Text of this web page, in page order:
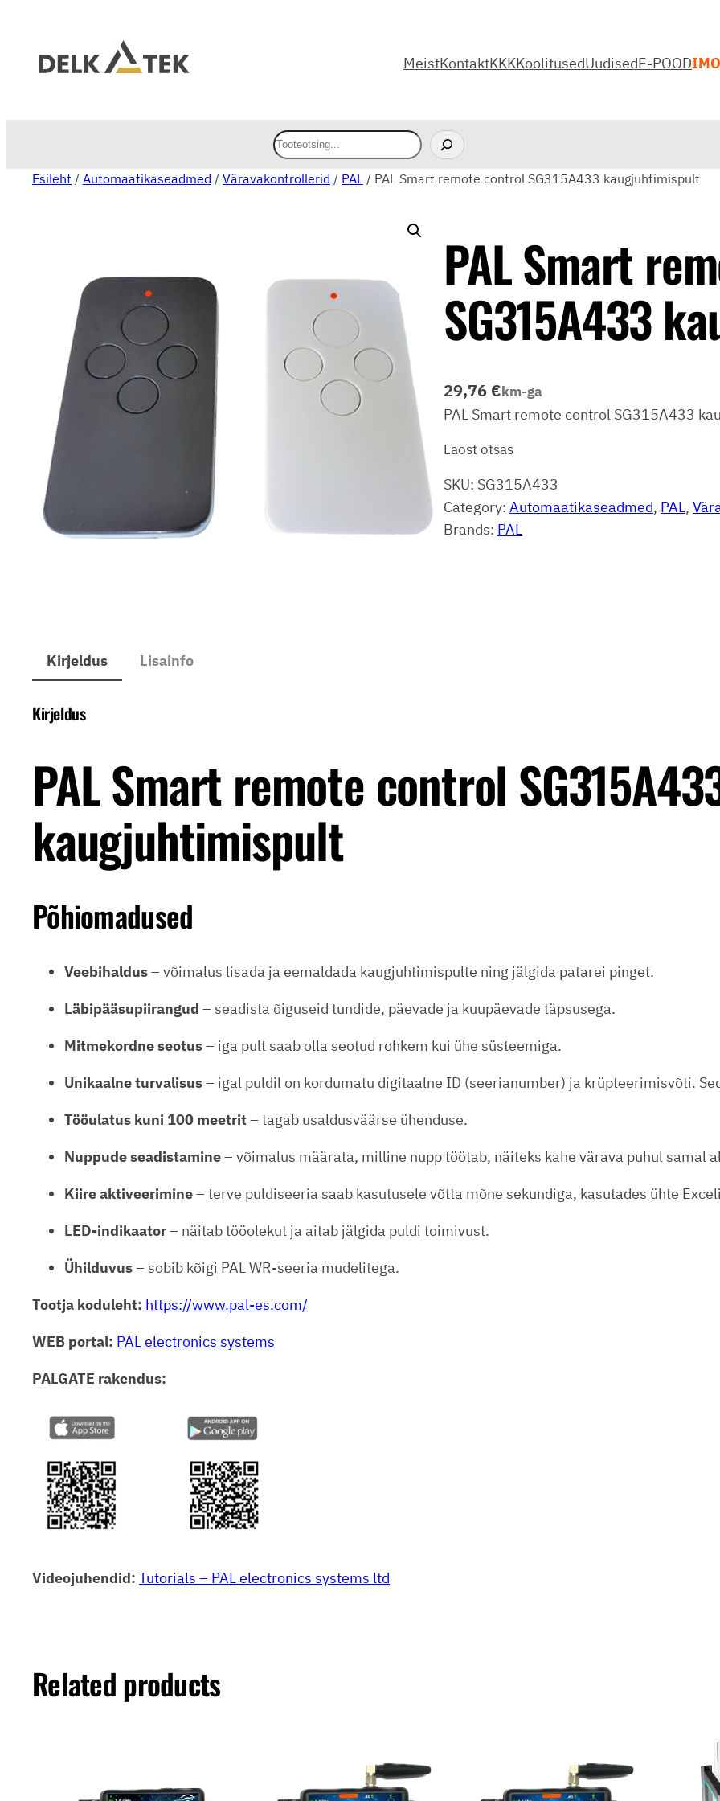
MeistKontaktKKKKoolitusedUudisedE-POOD
O
s
Esileht / Automaatikaseadmed / Väravakontrollerid / PAL / PAL Smart remote control SG315A433 kaugjuhtimispult
PAL Smart
SG315A433
29,76 €km-ga
PAL Smart remote control SG315A433
Laost otsas
SKU: SG315A433
Category: Automaatikaseadmed, PAL,
Brands: PAL
Kirjeldus Lisainfo
Kirjeldus
PAL Smart remote control
kaugjuhtimispult
Põhiomadused
Veebihaldus– võimalus lisada ja eemaldada kaugjuhtimispulte ning jälgida patarei pinget.
Läbipääsupiirangud – seadista õiguseid tundide, päevade ja kuupäevade täpsusega.
Mitmekordne seotus– iga pult saab olla seotud rohkem kui ühe süsteemiga.
Unikaalne turvalisus– igal puldil on kordumatu digitaalne ID (seerianumber) ja krüpteerimisvõti.
Tööulatus kuni 100 meetrit– tagab usaldusväärse ühenduse.
Nuppude seadistamine– võimalus määrata, milline nupp töötab, näiteks kahe värava puhul samal
Kiire aktiveerimine– terve puldiseeria saab kasutusele võtta mõne sekundiga, kasutades ühte
LED-indikaator– näitab tööolekut ja aitab jälgida puldi toimivust.
Ühilduvus– sobib kõigi PAL WR-seeria mudelitega.
Tootja koduleht: https://www.pal-es.com/
WEB portal: PAL electronics systems
PALGATE rakendus:
Videojuhendid: Tutorials – PAL electronics systems ltd
Related products